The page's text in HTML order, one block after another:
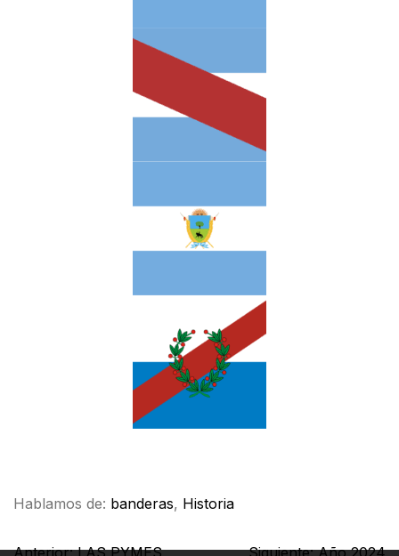
Hablamos de: banderas, Historia
Anterior: LAS PYMES
Siguiente: Año 2024